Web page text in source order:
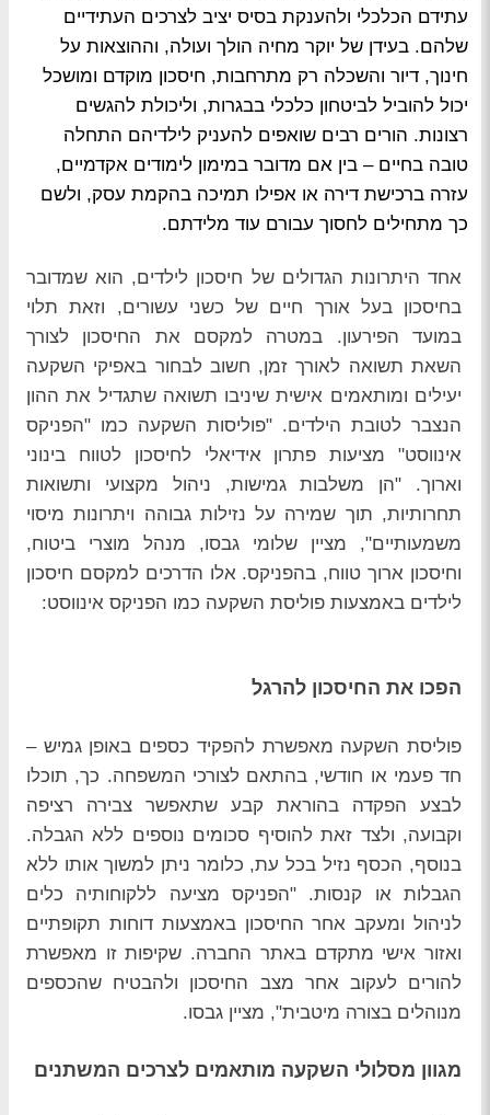
עתידם הכלכלי ולהענקת בסיס יציב לצרכים העתידיים
שלהם. בעידן של יוקר מחיה הולך ועולה, וההוצאות על
חינוך, דיור והשכלה רק מתרחבות, חיסכון מוקדם ומושכל
יכול להוביל לביטחון כלכלי בבגרות, וליכולת להגשים
רצונות. הורים רבים שואפים להעניק לילדיהם התחלה
טובה בחיים – בין אם מדובר במימון לימודים אקדמיים,
עזרה ברכישת דירה או אפילו תמיכה בהקמת עסק, ולשם
כך מתחילים לחסוך עבורם עוד מלידתם.
אחד היתרונות הגדולים של חיסכון לילדים, הוא שמדובר
בחיסכון בעל אורך חיים של כשני עשורים, וזאת תלוי
במועד הפירעון. במטרה למקסם את החיסכון לצורך
השאת תשואה לאורך זמן, חשוב לבחור באפיקי השקעה
יעילים ומותאמים אישית שיניבו תשואה שתגדיל את ההון
הנצבר לטובת הילדים. "פוליסות השקעה כמו "הפניקס
אינווסט" מציעות פתרון אידיאלי לחיסכון לטווח בינוני
וארוך. "הן משלבות גמישות, ניהול מקצועי ותשואות
תחרותיות, תוך שמירה על נזילות גבוהה ויתרונות מיסוי
משמעותיים", מציין שלומי גבסו, מנהל מוצרי ביטוח,
וחיסכון ארוך טווח, בהפניקס. אלו הדרכים למקסם חיסכון
לילדים באמצעות פוליסת השקעה כמו הפניקס אינווסט:
הפכו את החיסכון להרגל
פוליסת השקעה מאפשרת להפקיד כספים באופן גמיש –
חד פעמי או חודשי, בהתאם לצורכי המשפחה. כך, תוכלו
לבצע הפקדה בהוראת קבע שתאפשר צבירה רציפה
וקבועה, ולצד זאת להוסיף סכומים נוספים ללא הגבלה.
בנוסף, הכסף נזיל בכל עת, כלומר ניתן למשוך אותו ללא
הגבלות או קנסות. "הפניקס מציעה ללקוחותיה כלים
לניהול ומעקב אחר החיסכון באמצעות דוחות תקופתיים
ואזור אישי מתקדם באתר החברה. שקיפות זו מאפשרת
להורים לעקוב אחר מצב החיסכון ולהבטיח שהכספים
מנוהלים בצורה מיטבית", מציין גבסו.
מגוון מסלולי השקעה מותאמים לצרכים המשתנים